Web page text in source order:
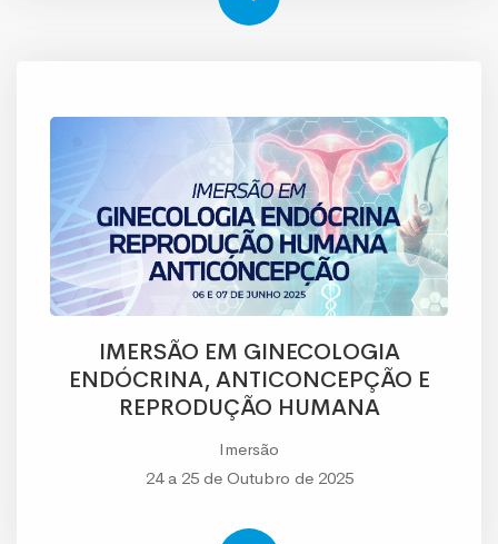
IMERSÃO EM GINECOLOGIA
ENDÓCRINA, ANTICONCEPÇÃO E
REPRODUÇÃO HUMANA
Imersão
24 a 25 de Outubro de 2025